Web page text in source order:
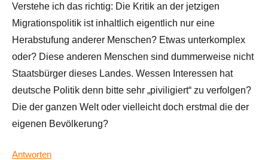
Verstehe ich das richtig: Die Kritik an der jetzigen
Migrationspolitik ist inhaltlich eigentlich nur eine
Herabstufung anderer Menschen? Etwas unterkomplex
oder? Diese anderen Menschen sind dummerweise nicht
Staatsbürger dieses Landes. Wessen Interessen hat
deutsche Politik denn bitte sehr „piviligiert“ zu verfolgen?
Die der ganzen Welt oder vielleicht doch erstmal die der
eigenen Bevölkerung?
Antworten